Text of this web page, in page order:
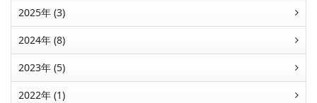
2025年 (3)
2024年 (8)
2023年 (5)
2022年 (1)